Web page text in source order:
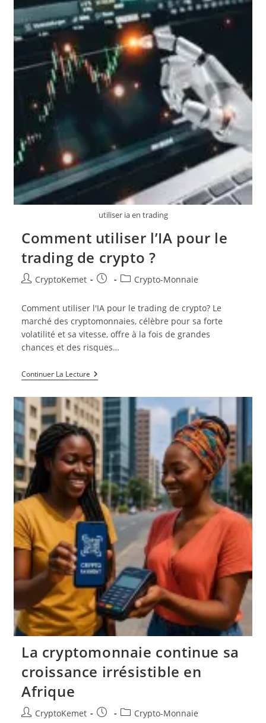
À
Temps
Plein
utiliser ia en trading
Comment utiliser l’IA pour le
trading de crypto ?
Auteur/autrice
la
publication :
CryptoKemet
Publication
PostCrypto-Monnaie
Comment utiliser l'IA pour le trading de crypto? Le
marché des cryptomonnaies, célèbre pour sa forte
volatilité et sa vitesse, offre à la fois de grandes
chances et des risques…
Continuer La LectureComment
Utiliser
Pour
Le
Trading
De
Crypto
?
La cryptomonnaie continue sa
croissance irrésistible en
Afrique
Auteur/autrice
CryptoKemet
Publication
PostCrypto-Monnaie